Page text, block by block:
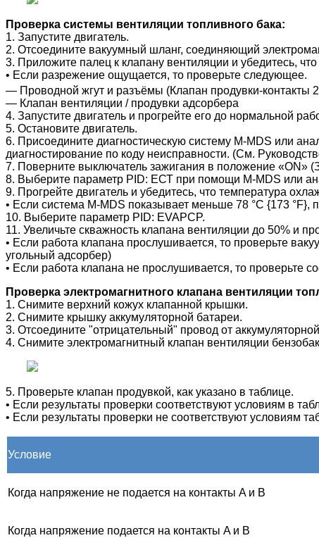
Проверка системы вентиляции топливного бака:
1. Запустите двигатель.
2. Отсоедините вакуумный шланг, соединяющий
3. Приложите палец к клапану вентиляции и убедитесь,
• Если разрежение ощущается, то проверьте следующее.
― Проводной жгут и разъёмы (Клапан продувки-контакты
― Клапан вентиляции / продувки адсорбера
4. Запустите двигатель и прогрейте его до нормальной
5. Остановите двигатель.
6. Присоедините диагностическую систему M-MDS или
диагностирование по коду неисправности. (См.
7. Поверните выключатель зажигания в положение «ON»
8. Выберите параметр PID: ЕСТ при помощи M-MDS или
9. Прогрейте двигатель и убедитесь, что температура
• Если система M-MDS показывает меньше 78 °C {173 °F},
10. Выберите параметр PID: EVAPCP.
11. Увеличьте скважность клапана вентиляции до 50% и
• Если работа клапана прослушивается, то проверьте
угольный адсорбер)
• Если работа клапана не прослушивается, то проверьте
Проверка электромагнитного клапана вентиляции
1. Снимите верхний кожух клапанной крышки.
2. Снимите крышку аккумуляторной батареи.
3. Отсоедините "отрицательный" провод от
4. Снимите электромагнитный клапан вентиляции
5. Проверьте клапан продувкой, как указано в таблице.
• Если результаты проверки соответствуют условиям в
• Если результаты проверки не соответствуют условиям
Условие
Когда напряжение не подается на контакты A и B
Когда напряжение подается на контакты A и B